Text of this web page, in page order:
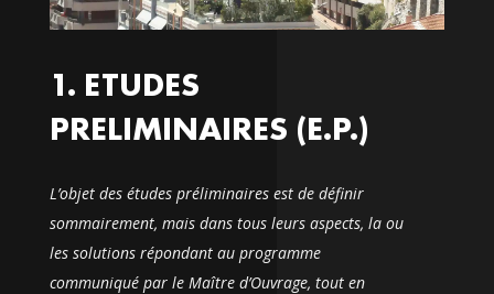
1. ETUDES
PRELIMINAIRES (E.P.)
L’objet des études préliminaires est de définir
sommairement, mais dans tous leurs aspects, la ou
les solutions répondant au programme
communiqué par le Maître d’Ouvrage, tout en